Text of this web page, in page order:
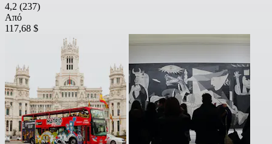
4,2 (237)
Από
117,68 $